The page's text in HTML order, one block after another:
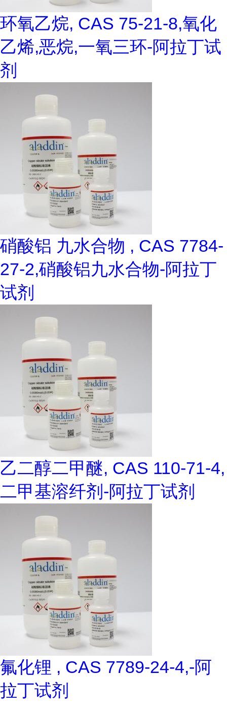
环氧乙烷, CAS 75-21-8,氧化
乙烯,恶烷,一氧三环-阿拉丁试
剂
硝酸铝 九水合物 , CAS 7784-
27-2,硝酸铝九水合物-阿拉丁
试剂
乙二醇二甲醚, CAS 110-71-4,
二甲基溶纤剂-阿拉丁试剂
氟化锂 , CAS 7789-24-4,-阿
拉丁试剂